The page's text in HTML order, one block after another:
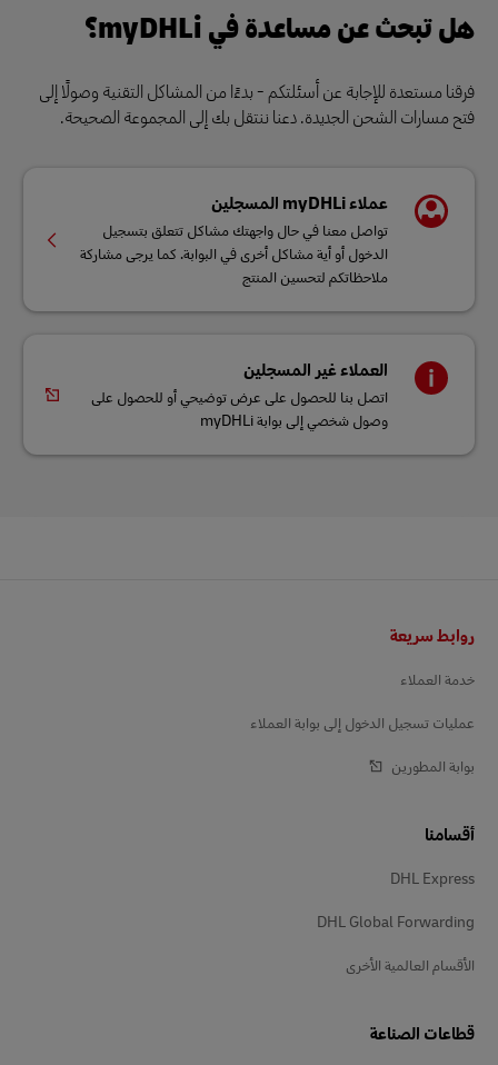
هل تبحث عن مساعدة في myDHLi؟
فرقنا مستعدة للإجابة عن أسئلتكم - بدءًا من المشاكل التقنية وصولًا إلى
فتح مسارات الشحن الجديدة. دعنا ننتقل بك إلى المجموعة الصحيحة.
عملاء myDHLi المسجلين
تواصل معنا في حال واجهتك مشاكل تتعلق بتسجيل
الدخول أو أية مشاكل أخرى في البوابة. كما يرجى مشاركة
ملاحظاتكم لتحسين المنتج
العملاء غير المسجلين
اتصل بنا للحصول على عرض توضيحي أو للحصول على
وصول شخصي إلى بوابة myDHLi
روابط سريعة
خدمة العملاء
عمليات تسجيل الدخول إلى بوابة العملاء
بوابة المطورين
أقسامنا
DHL Express
DHL Global Forwarding
الأقسام العالمية الأخرى
قطاعات الصناعة